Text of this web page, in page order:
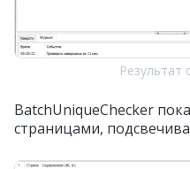
Результат
BatchUniqueChecker
страницами,